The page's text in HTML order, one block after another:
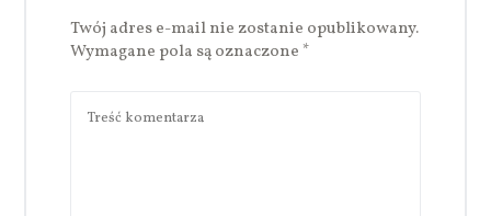
Twój adres e-mail nie zostanie opublikowany.
Wymagane pola są oznaczone *